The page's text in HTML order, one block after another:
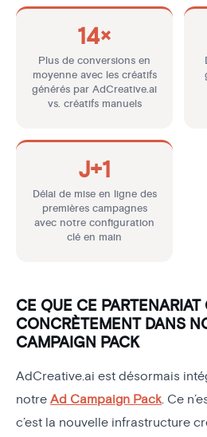
14×
Plus de conversions en
moyenne avec les créatifs
générés par AdCreative.ai
vs. créatifs manuels
J+1
Délai de mise en ligne des
premières campagnes
avec notre configuration
clé en main
CE QUE CE
CONCRÈTEMENT DANS
CAMPAIGN PACK
AdCreative.ai est désormais
notre Ad Campaign Pack. Ce
c’est la nouvelle infrastructure